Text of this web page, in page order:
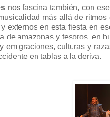
nos fascina también, con
más allá de
externos en esta fiesta en
de amazonas y tesoros, en
emigraciones, culturas y
en tablas a la deriva.